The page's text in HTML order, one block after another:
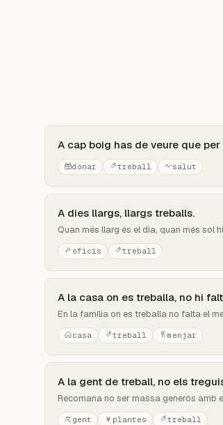
A cap boig has de veure que
donar treball salut
A dies llargs, llargs treballs.
Quan més llarg és el dia, quan més sol
oficis treball
A la casa on es treballa, no hi
En la família on es treballa no falta el
casa treball menjar
A la gent de treball, no els
Recomana no ser massa generós
gent plantes treball